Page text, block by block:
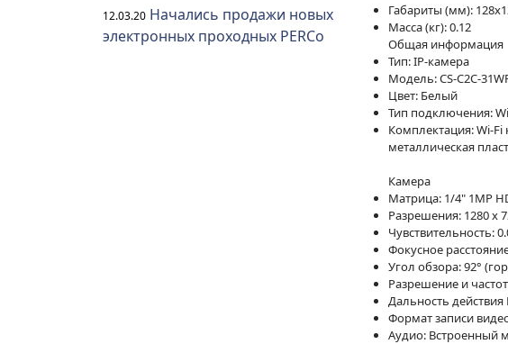
12.03.20 Начались продажи новых
электронных проходных PERCo
Габариты (мм):
Масса (кг): 0.12
Общая информация
Тип: IP-камера
Модель: CS-C2C-
Цвет: Белый
Тип подключения:
Комплектация: Wi-Fi
металлическая
Камера
Матрица: 1/4" 1MP
Разрешения: 1280 x
Чувствительность:
Фокусное
Угол обзора: 92°
Разрешение и
Дальность
Формат записи
Аудио: Встроенный